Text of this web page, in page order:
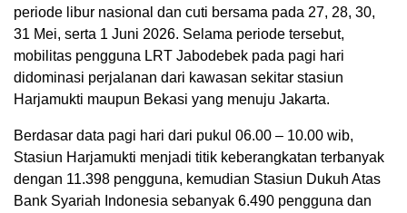
periode libur nasional dan cuti bersama pada 27, 28, 30,
31 Mei, serta 1 Juni 2026. Selama periode tersebut,
mobilitas pengguna LRT Jabodebek pada pagi hari
didominasi perjalanan dari kawasan sekitar stasiun
Harjamukti maupun Bekasi yang menuju Jakarta.
Berdasar data pagi hari dari pukul 06.00 – 10.00 wib,
Stasiun Harjamukti menjadi titik keberangkatan terbanyak
dengan 11.398 pengguna, kemudian Stasiun Dukuh Atas
Bank Syariah Indonesia sebanyak 6.490 pengguna dan